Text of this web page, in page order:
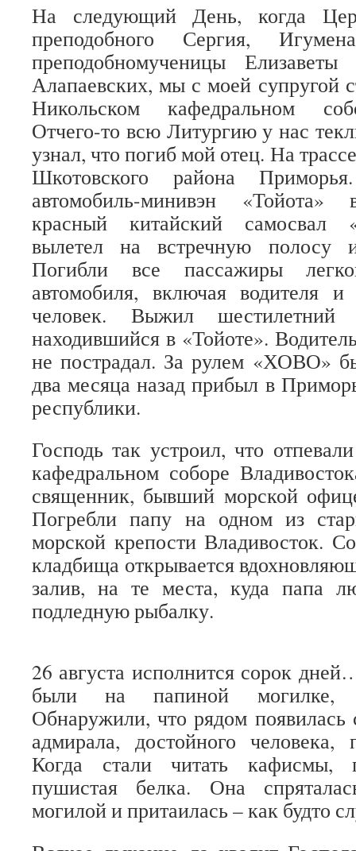
На следующий День, когда
преподобного Сергия,
преподобномученицы
Алапаевских, мы с моей супругой
Никольском кафедральном
Отчего-то всю Литургию у нас
узнал, что погиб мой отец. На
Шкотовского района
автомобиль-минивэн «Тойота»
красный китайский самосвал
вылетел на встречную полосу
Погибли все пассажиры
автомобиля, включая водителя
человек. Выжил шестилетний
находившийся в «Тойоте».
не пострадал. За рулем «ХОВО»
два месяца назад прибыл в
республики.
Господь так устроил, что
кафедральном соборе
священник, бывший морской
Погребли папу на одном из
морской крепости Владивосток.
кладбища открывается
залив, на те места, куда папа
подледную рыбалку.
26 августа исполнится сорок
были на папиной могилке,
Обнаружили, что рядом появилась
адмирала, достойного
Когда стали читать кафисмы,
пушистая белка. Она
могилой и притаилась – как будто